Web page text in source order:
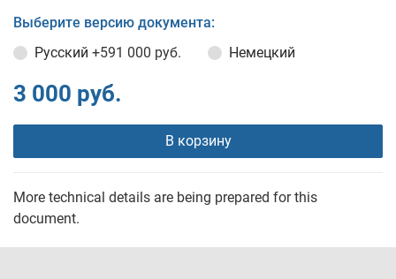
Выберите версию документа:
Русский +591 000 руб. Немецкий
3 000 руб.
В корзину
More technical details are being prepared for this
document.